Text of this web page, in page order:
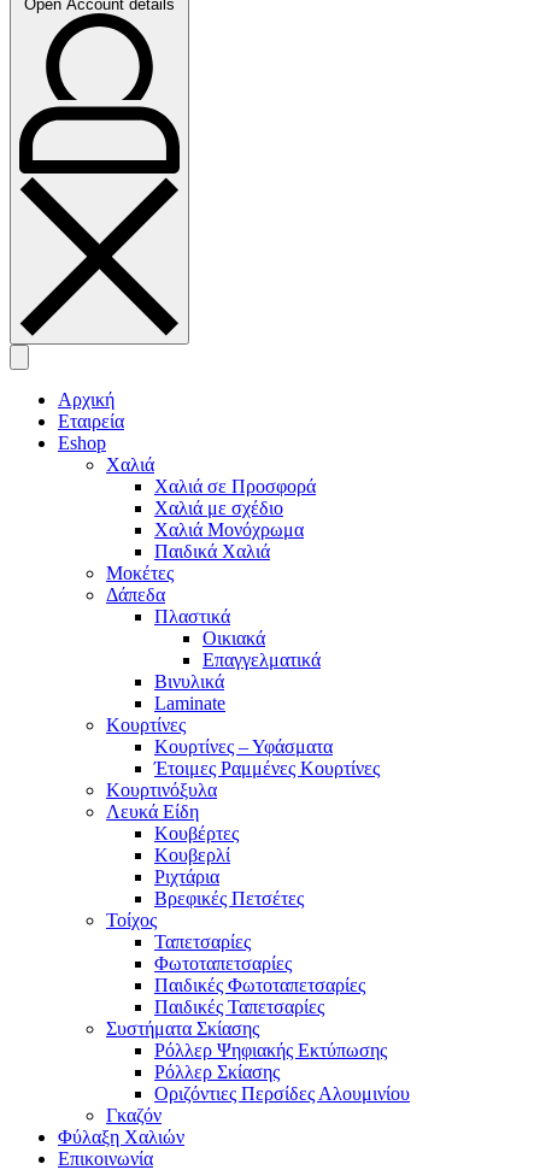
Open Account details
Αρχική
Εταιρεία
Eshop
Χαλιά
Χαλιά σε Προσφορά
Χαλιά με σχέδιο
Χαλιά Μονόχρωμα
Παιδικά Χαλιά
Μοκέτες
Δάπεδα
Πλαστικά
Οικιακά
Επαγγελματικά
Βινυλικά
Laminate
Κουρτίνες
Κουρτίνες – Υφάσματα
Έτοιμες Ραμμένες Κουρτίνες
Κουρτινόξυλα
Λευκά Είδη
Κουβέρτες
Κουβερλί
Ριχτάρια
Βρεφικές Πετσέτες
Τοίχος
Ταπετσαρίες
Φωτοταπετσαρίες
Παιδικές Φωτοταπετσαρίες
Παιδικές Ταπετσαρίες
Συστήματα Σκίασης
Ρόλλερ Ψηφιακής Εκτύπωσης
Ρόλλερ Σκίασης
Οριζόντιες Περσίδες Αλουμινίου
Γκαζόν
Φύλαξη Χαλιών
Επικοινωνία